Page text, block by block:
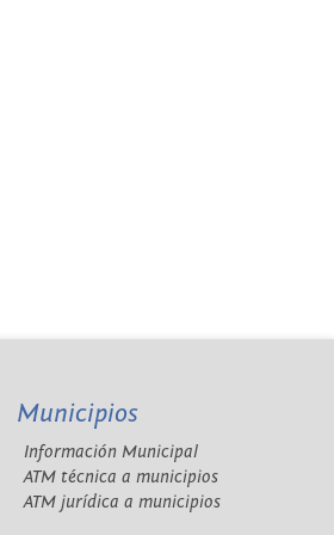
Municipios
Información Municipal
ATM técnica a municipios
ATM jurídica a municipios